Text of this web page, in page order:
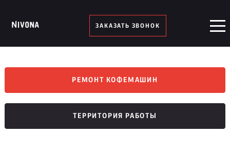
ЗАКАЗАТЬ ЗВОНОК
РЕМОНТ КОФЕМАШИН
ТЕРРИТОРИЯ РАБОТЫ